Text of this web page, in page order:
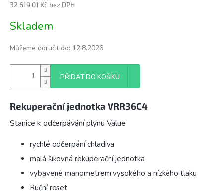
32 619,01 Kč bez DPH
cena:
Skladem
Můžeme doručit do: 12.8.2026
PŘIDAT DO KOŠÍKU
Rekuperační jednotka VRR36C4
Stanice k odčerpávání plynu Value
rychlé odčerpání chladiva
malá šikovná rekuperační jednotka
vybavené manometrem vysokého a nízkého tlaku
Ruční reset